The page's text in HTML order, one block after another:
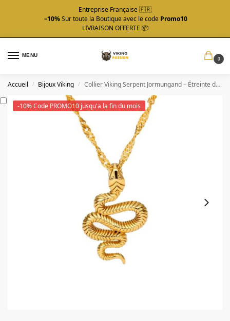
Entreprise Française 🇫🇷
–10%Sur toute la Boutique avec le code Promo10
LIVRAISON OFFERTE 📦
MENU
0
Accueil / Bijoux Viking / Collier Viking Serpent Jormungand – Étreinte du Monde
-10% Code PROMO10 jusqu'a la fin du mois